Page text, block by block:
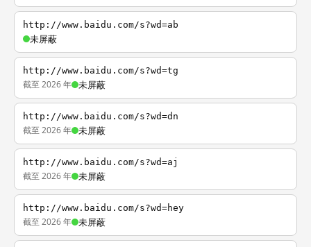
http://www.baidu.com/s?wd=ab
未屏蔽
http://www.baidu.com/s?wd=tg
截至 2026 年 未屏蔽
http://www.baidu.com/s?wd=dn
截至 2026 年 未屏蔽
http://www.baidu.com/s?wd=aj
截至 2026 年 未屏蔽
http://www.baidu.com/s?wd=hey
截至 2026 年 未屏蔽